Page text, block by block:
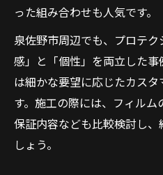
PPF施工後のメン
日常使いで活きる
PPFの美観維持機
PPFならではの塗装保
PPFで塗装保護と
プロテクションフ
った組み合わせも人気です。
泉佐野市周辺でも、プロテ
感」と「個性」を両立した
は細かな要望に応じたカス
す。施工の際には、フィルム
保証内容なども比較検討し
しょう。